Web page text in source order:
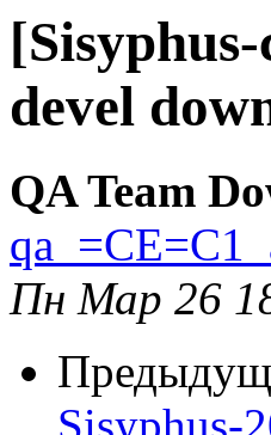
devel
QA Team
Пн Мар 26